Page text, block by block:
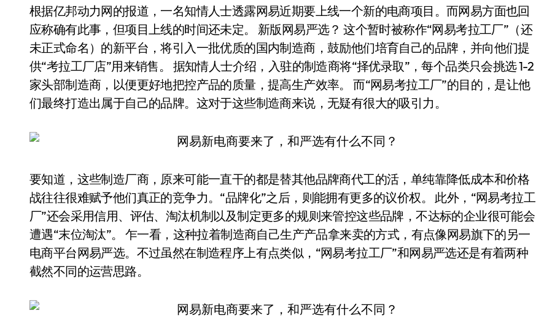
根据亿邦动力网的报道，一名知情人士透露网易近期要上线一个新的电商项目。而网易方面也回
应称确有此事，但项目上线的时间还未定。 新版网易严选？ 这个暂时被称作“网易考拉工厂”（还
未正式命名）的新平台，将引入一批优质的国内制造商，鼓励他们培育自己的品牌，并向他们提
供“考拉工厂店”用来销售。 据知情人士介绍，入驻的制造商将“择优录取”，每个品类只会挑选 1-2
家头部制造商，以便更好地把控产品的质量，提高生产效率。 而“网易考拉工厂”的目的，是让他
们最终打造出属于自己的品牌。这对于这些制造商来说，无疑有很大的吸引力。
要知道，这些制造厂商，原来可能一直干的都是替其他品牌商代工的活，单纯靠降低成本和价格
战往往很难赋予他们真正的竞争力。“品牌化”之后，则能拥有更多的议价权。 此外，“网易考拉工
厂”还会采用信用、评估、淘汰机制以及制定更多的规则来管控这些品牌，不达标的企业很可能会
遭遇“末位淘汰”。 乍一看，这种拉着制造商自己生产产品拿来卖的方式，有点像网易旗下的另一
电商平台网易严选。不过虽然在制造程序上有点类似，“网易考拉工厂”和网易严选还是有着两种
截然不同的运营思路。